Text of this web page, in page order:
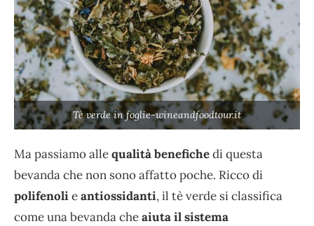
Tè verde in foglie-wineandfoodtour.it
Ma passiamo allequalità benefichedi questa
bevanda che non sono affatto poche. Ricco di
polifenolieantiossidanti, il tè verde si classifica
come una bevanda cheaiuta il sistema